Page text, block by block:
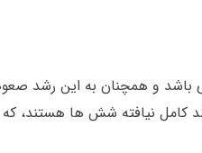
بارداری جنین مرحله ی رشد سریع خود را طی می کند حالا قد او ۴۸ سانتی متر
هنوز رشد کامل نیافته شش ها